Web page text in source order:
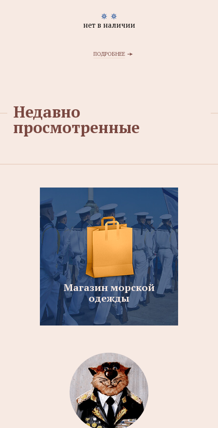
нет в наличии
ПОДРОБНЕЕ
Недавно
просмотренные
Магазин морской
одежды